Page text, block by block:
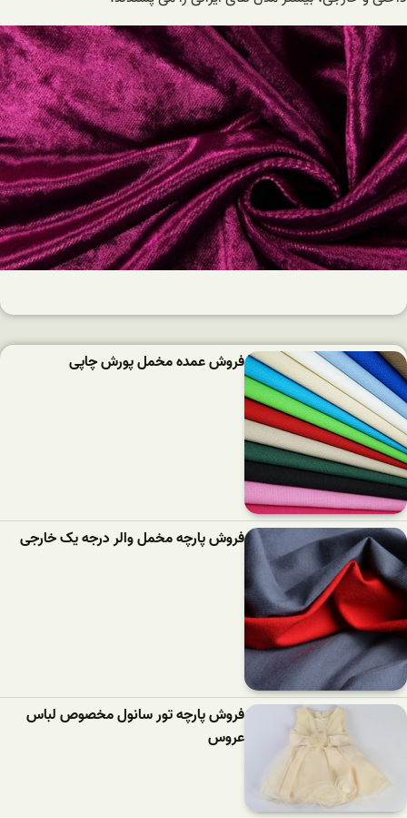
فروش عمده مخمل پورش چاپی
فروش پارچه مخمل والر درجه یک خارجی
فروش پارچه تور سانول مخصوص لباس
عروس